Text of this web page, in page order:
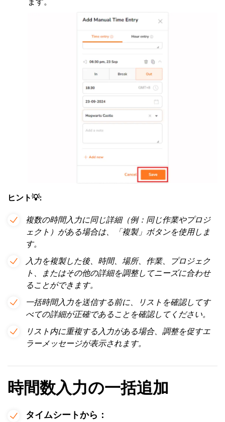
ヒント💡:
複数の時間入力に同じ詳細（例：同じ作業やプロジ
ェクト）がある場合は、「複製」ボタンを使用しま
す。
入力を複製した後、時間、場所、作業、プロジェク
ト、またはその他の詳細を調整してニーズに合わせ
ることができます。
一括時間入力を送信する前に、リストを確認してす
べての詳細が正確であることを確認してください。
リスト内に重複する入力がある場合、調整を促すエ
ラーメッセージが表示されます。
時間数入力の一括追加
タイムシートから：